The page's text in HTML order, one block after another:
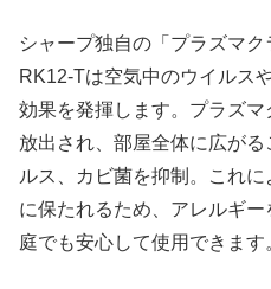
シャープ独自の「プラズマ
RK12-Tは空気中のウイルス
効果を発揮します。プラズ
放出され、部屋全体に広が
ルス、カビ菌を抑制。これ
に保たれるため、アレルギ
庭でも安心して使用できます